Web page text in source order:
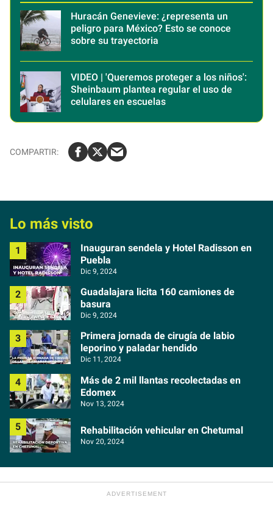
Huracán Genevieve: ¿representa un
peligro para México? Esto se conoce
sobre su trayectoria
VIDEO | 'Queremos proteger a los niños':
Sheinbaum plantea regular el uso de
celulares en escuelas
Lo más visto
Inauguran sendela y Hotel Radisson en
Puebla
Dic 9, 2024
Guadalajara licita 160 camiones de
basura
Dic 9, 2024
Primera jornada de cirugía de labio
leporino y paladar hendido
Dic 11, 2024
Más de 2 mil llantas recolectadas en
Edomex
Nov 13, 2024
Rehabilitación vehicular en Chetumal
Nov 20, 2024